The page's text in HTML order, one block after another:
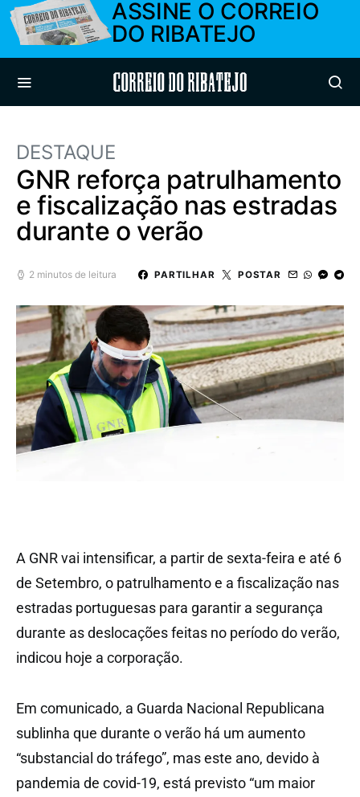
ASSINE O CORREIO
DO RIBATEJO
Correio do Ribatejo
DESTAQUE
GNR reforça patrulhamento
e fiscalização nas estradas
durante o verão
2 minutos de leitura PARTILHAR POSTAR
A GNR vai intensificar, a partir de sexta-feira e até 6
de Setembro, o patrulhamento e a fiscalização nas
estradas portuguesas para garantir a segurança
durante as deslocações feitas no período do verão,
indicou hoje a corporação.
Em comunicado, a Guarda Nacional Republicana
sublinha que durante o verão há um aumento
“substancial do tráfego”, mas este ano, devido à
pandemia de covid-19, está previsto “um maior